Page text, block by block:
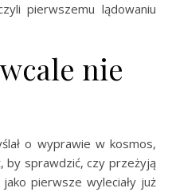
pierwszemu lądowaniu
nie
o wyprawie w kosmos,
by sprawdzić, czy przeżyją
pierwsze wyleciały już